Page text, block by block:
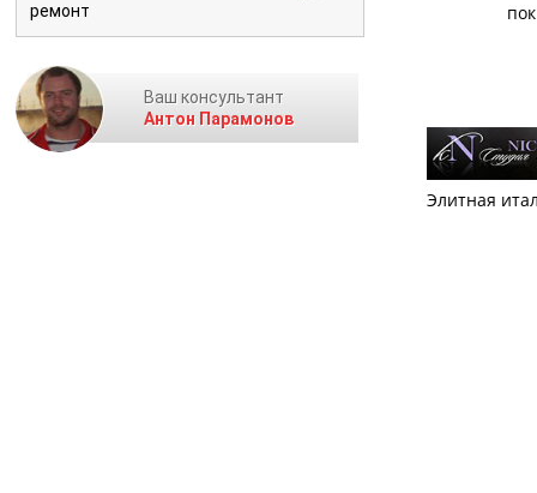
Элитная
ремонт
Ваш консультант
Антон Парамонов